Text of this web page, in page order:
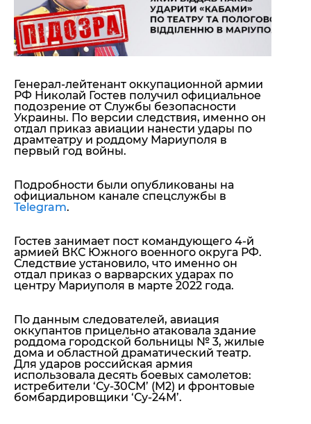
Пресс-релизы
Мнение
Блоги
Генерал-лейтенант оккупационной армии
РФ Николай Гостев получил официальное
подозрение от Службы безопасности
Украины. По версии следствия, именно он
отдал приказ авиации нанести удары по
драмтеатру и роддому Мариуполя в
первый год войны.
Подробности были опубликованы на
официальном канале спецслужбы в
Telegram.
Гостев занимает пост командующего 4-й
армией ВКС Южного военного округа РФ.
Следствие установило, что именно он
отдал приказ о варварских ударах по
центру Мариуполя в марте 2022 года.
По данным следователей, авиация
оккупантов прицельно атаковала здание
роддома городской больницы № 3, жилые
дома и областной драматический театр.
Для ударов российская армия
использовала десять боевых самолетов:
истребители ‘Су-30СМ’ (М2) и фронтовые
бомбардировщики ‘Су-24М’.